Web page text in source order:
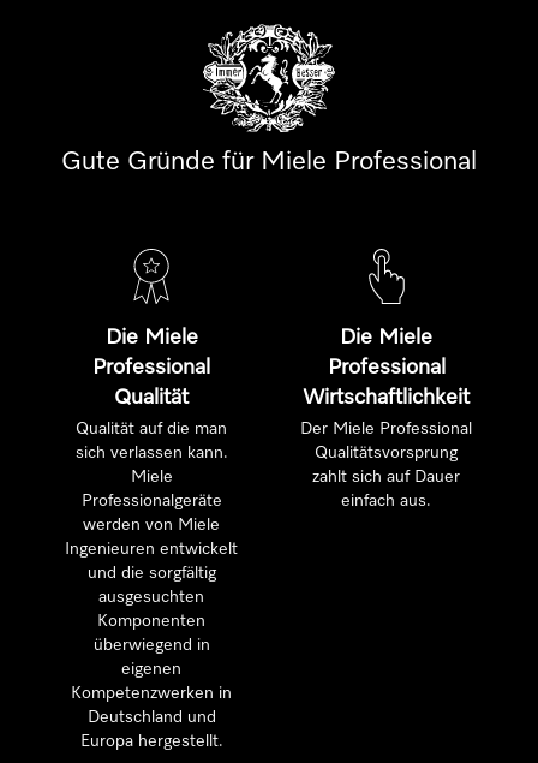
Gute Gründe für Miele Professional
Die Miele
Professional
Qualität
Qualität auf die man
sich verlassen kann.
Miele
Professionalgeräte
werden von Miele
Ingenieuren entwickelt
und die sorgfältig
ausgesuchten
Komponenten
überwiegend in
eigenen
Kompetenzwerken in
Deutschland und
Europa hergestellt.
Die Miele
Professional
Wirtschaftlichkeit
Der Miele Professional
Qualitätsvorsprung
zahlt sich auf Dauer
einfach aus.